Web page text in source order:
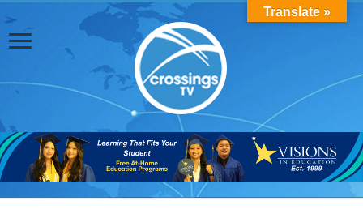
Translate »